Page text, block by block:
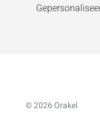
© 2026 Orakel